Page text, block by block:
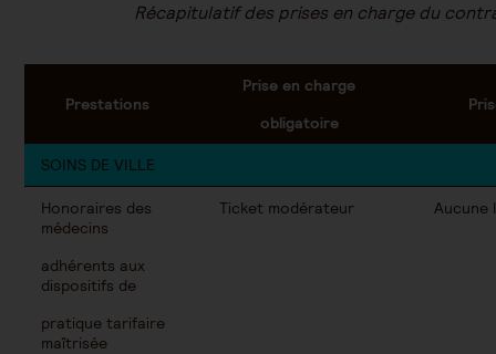
Récapitulatif des prises en charge du
Prestations
Prise en charge
obligatoire
SOINS DE VILLE
Honoraires des
médecins
adhérents aux
dispositifs de
pratique tarifaire
maîtrisée
Ticket modérateur Aucune